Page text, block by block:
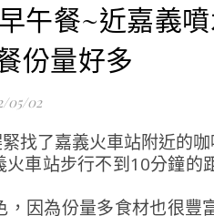
午餐~近嘉義噴
份量好多
05/02
找了嘉義火車站附近的咖
車站步行不到10分鐘的
因為份量多食材也很豐